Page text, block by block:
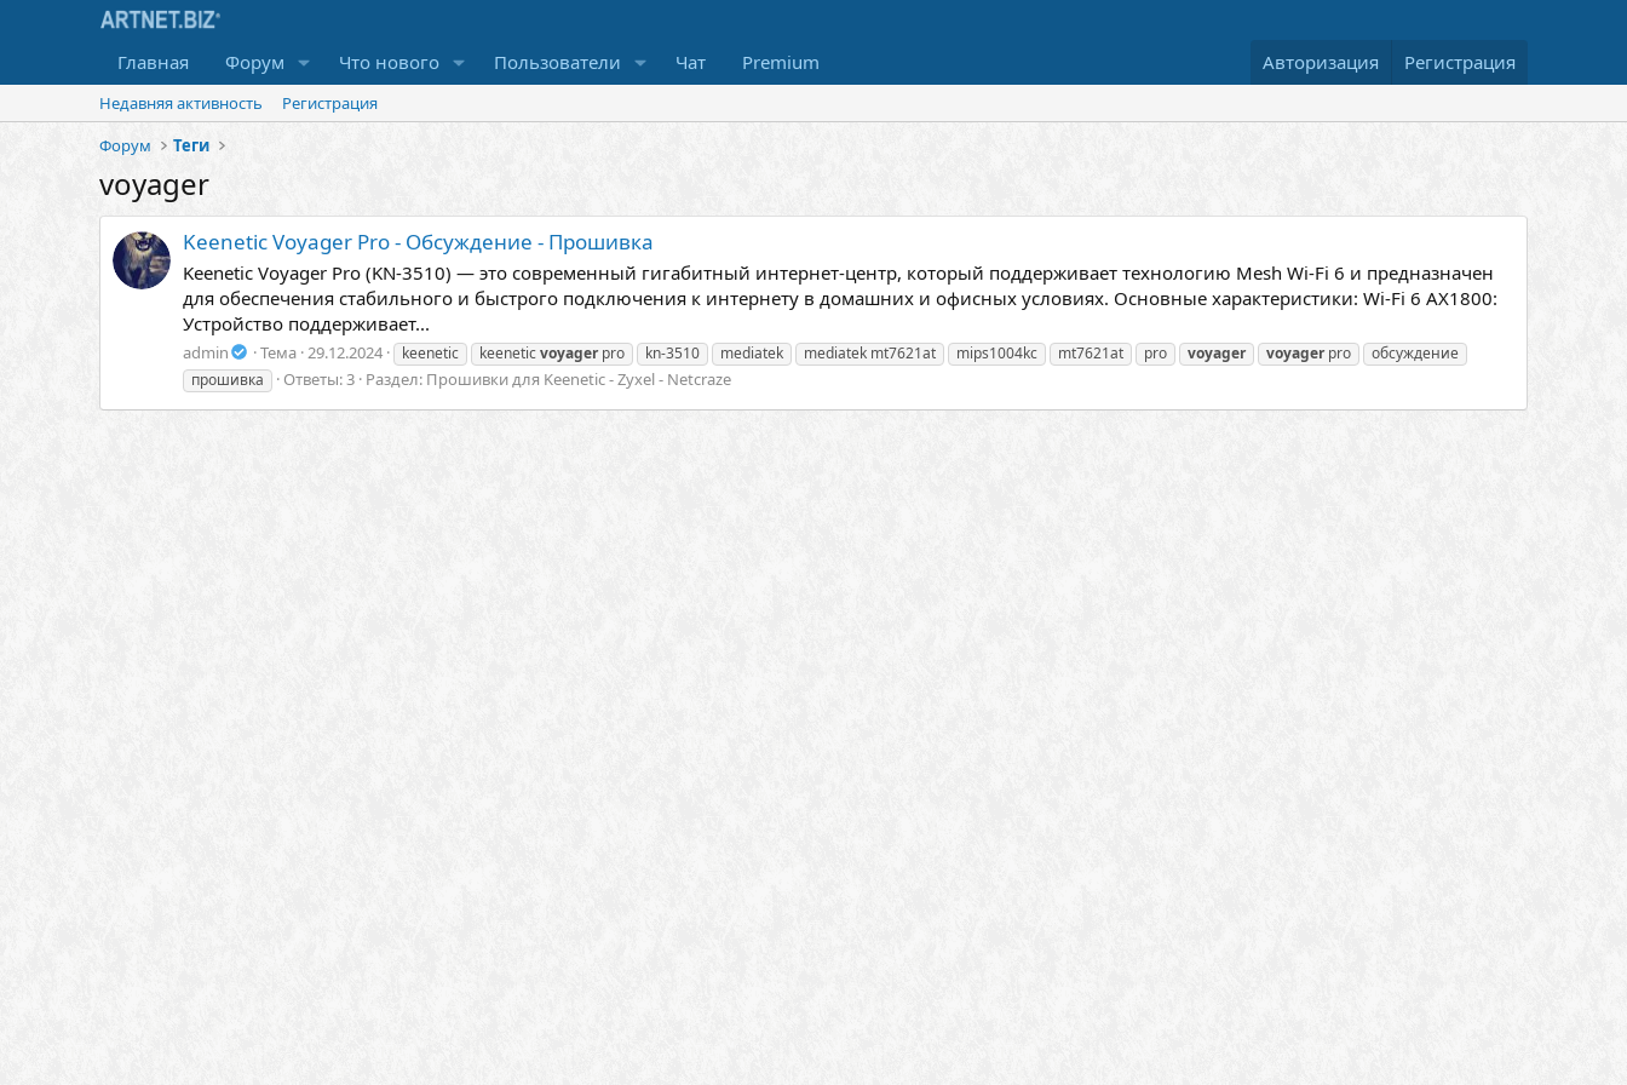
Главная Форум Что нового Пользователи Чат Premium Авторизация Регистрация
Недавняя активность
Регистрация
Форум
Теги
voyager
Keenetic Voyager Pro - Обсуждение - Прошивка
Keenetic Voyager Pro (KN-3510) — это современный гигабитный интернет-центр, который поддерживает технологию Mesh Wi-Fi 6 и предназначен
для обеспечения стабильного и быстрого подключения к интернету в домашних и офисных условиях. Основные характеристики: Wi-Fi 6 AX1800:
Устройство поддерживает...
admin Тема 29.12.2024 keenetic keeneticvoyagerpro kn-3510 mediatek mediatek mt7621at mips1004kc mt7621at pro voyager voyagerpro
обсуждение
прошивка
Ответы: 3 Раздел: Прошивки для Keenetic - Zyxel - Netcraze